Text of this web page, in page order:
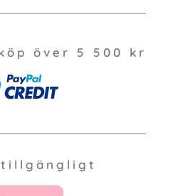
över 5 500 kr
tillgängligt